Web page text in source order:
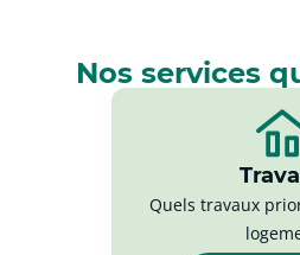
Nos services
Quels travaux